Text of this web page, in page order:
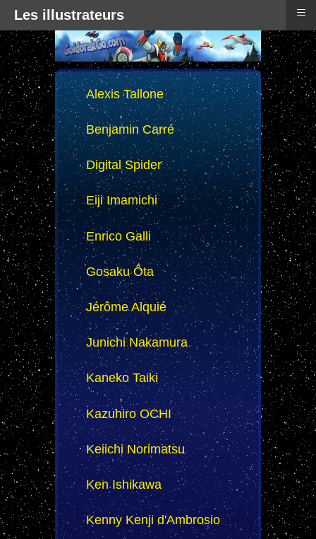
Alexis Tallone
Benjamin Carré
Digital Spider
Eiji Imamichi
Enrico Galli
Gosaku Ôta
Jérôme Alquié
Junichi Nakamura
Kaneko Taiki
Kazuhiro OCHI
Keiichi Norimatsu
Ken Ishikawa
Kenny Kenji d'Ambrosio
Les illustrateurs ≡